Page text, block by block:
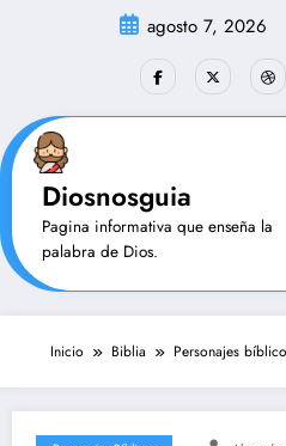
agosto 7, 2026
Diosnosguia
Pagina informativa que enseña la
palabra de Dios.
Inicio Biblia Personajes